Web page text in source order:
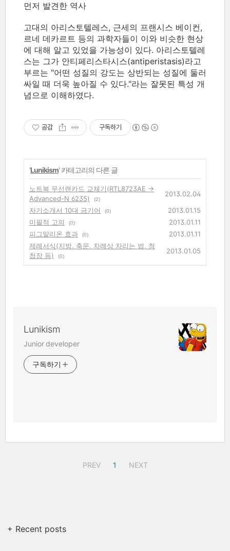
먼저 발견한 역사
고대의 아리스토텔레스, 근세의 프랜시스 베이컨,
르네 데카르트 등의 과학자들이 이와 비슷한 현상
에 대해 알고 있었을 가능성이 있다. 아리스토텔레
스는 그가 안티페리스타시스(antiperistasis)라고
부르는 "어떤 성질의 강도는 상반되는 성질에 둘러
싸일 때 더욱 높아질 수 있다."라는 잘못된 특성 개
념으로 이해하였다.
공감 구독하기
'Lunikism' 카테고리의 다른 글
노트북 무선랜카드 교체기(RTL8723AE →
Advanced-N 6235)
(2)
2013.02.04
자기소개서 10대 금기어
(0)
2013.01.15
미필적 고의
(0)
2013.01.11
피그말리온 효과
(0)
2013.01.11
제례서식(지방, 축문, 차례상 차리는 법, 청
첩장 등)
(0)
2013.01.05
Lunikism
Junior developer
구독하기
PREV 1 NEXT
+ Recent posts